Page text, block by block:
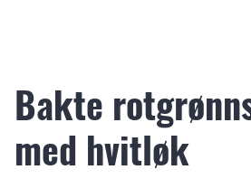
Bakte
med hvitløk